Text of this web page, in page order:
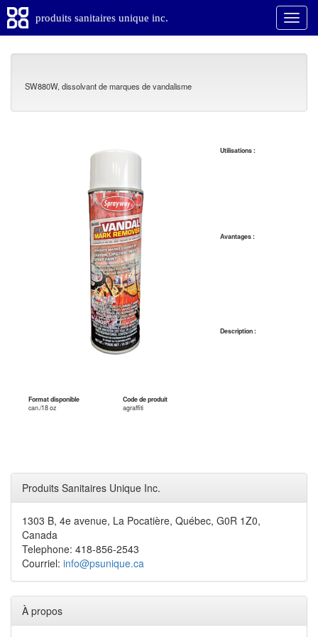
produits sanitaires unique inc.
SW880W, dissolvant de marques de vandalisme
Format disponible
Code de produit
can./18 oz
agraffiti
Utilisations :
Avantages :
Description :
Produits Sanitaires Unique Inc.
1303 B, 4e avenue, La Pocatière, Québec, G0R 1Z0,
Canada
Telephone: 418-856-2543
Courriel: info@psunique.ca
À propos